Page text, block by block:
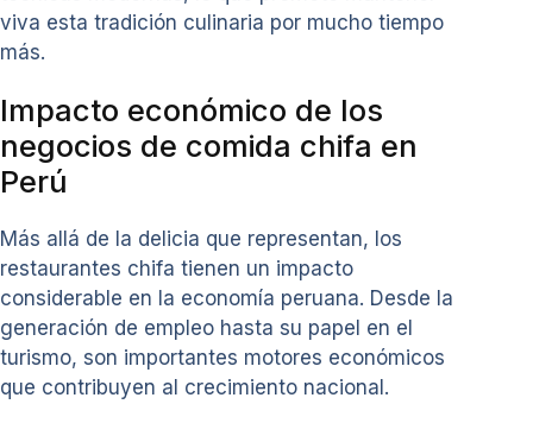
viva esta tradición culinaria por mucho tiempo
más.
Impacto económico de los
negocios de comida chifa en
Perú
Más allá de la delicia que representan, los
restaurantes chifa tienen un impacto
considerable en la economía peruana. Desde la
generación de empleo hasta su papel en el
turismo, son importantes motores económicos
que contribuyen al crecimiento nacional.